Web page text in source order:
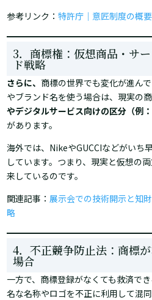
参考リンク：特許庁｜意匠制度の概要
3．商標権：仮想商品・サ
ド戦略
さらに、 商標の世界でも変化が進ん
やブランド名を使う場合は、現実の
やデジタルサービス向けの区分（例：
があります。
海外では、NikeやGUCCIなどがいち
しています。つまり、現実と仮想の
来しているのです。
関連記事： 展示会での技術開示と知
略
4．不正競争防止法：商標
場合
一方で、商標登録がなくても救済で
名な名称やロゴを不正に利用して混